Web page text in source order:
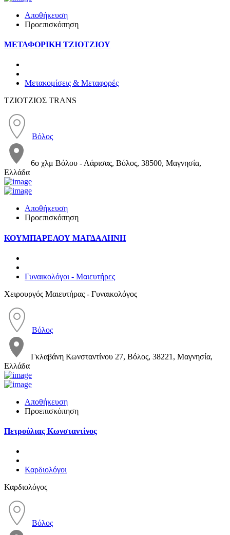
Αποθήκευση
Προεπισκόπηση
ΜΕΤΑΦΟΡΙΚΗ ΤΖΙΟΤΖΙΟΥ
Μετακομίσεις & Μεταφορές
ΤΖΙΟΤΖΙΟΣ TRANS
Βόλος
6ο χλμ Βόλου - Λάρισας, Βόλος, 38500, Μαγνησία,
Ελλάδα
Αποθήκευση
Προεπισκόπηση
ΚΟΥΜΠΑΡΕΛΟΥ ΜΑΓΔΑΛΗΝΗ
Γυναικολόγοι - Μαιευτήρες
Χειρουργός Μαιευτήρας - Γυναικολόγος
Βόλος
Γκλαβάνη Κωνσταντίνου 27, Βόλος, 38221, Μαγνησία,
Ελλάδα
Αποθήκευση
Προεπισκόπηση
Πετρούλιας Κωνσταντίνος
Καρδιολόγοι
Καρδιολόγος
Βόλος